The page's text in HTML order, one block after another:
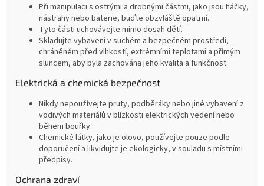
Při manipulaci s ostrými a drobnými částmi, jako jsou háčky,
nástrahy nebo baterie, buďte obzvláště opatrní.
Tyto části uchovávejte mimo dosah dětí.
Skladujte vybavení v suchém a bezpečném prostředí,
chráněném před vlhkostí, extrémními teplotami a přímým
sluncem, aby byla zachována jeho kvalita a funkčnost.
Elektrická a chemická bezpečnost
Nikdy nepoužívejte pruty, podběráky nebo jiné vybavení z
vodivých materiálů v blízkosti elektrických vedení nebo
během bouřky.
Chemické látky, jako je olovo, používejte pouze podle
doporučení a likvidujte je ekologicky, v souladu s místními
předpisy.
Ochrana zdraví